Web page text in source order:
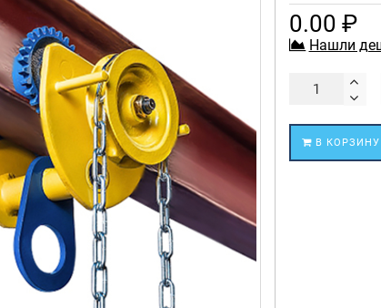
0.00 ₽
Нашли
В КОРЗИНУ